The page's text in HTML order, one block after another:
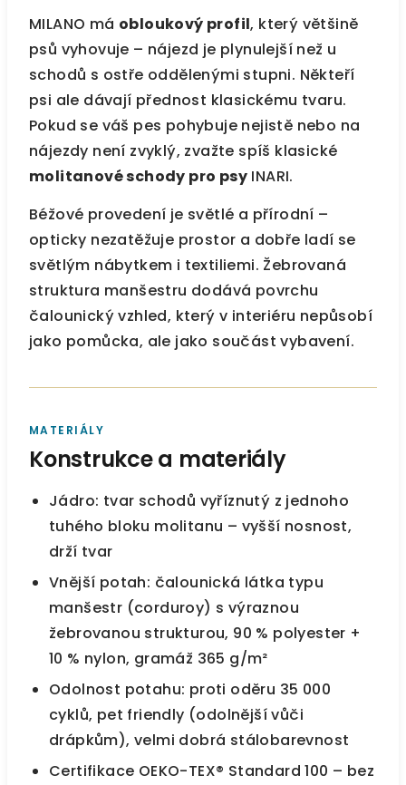
MILANO má obloukový profil, který většině
psů vyhovuje – nájezd je plynulejší než u
schodů s ostře oddělenými stupni. Někteří
psi ale dávají přednost klasickému tvaru.
Pokud se váš pes pohybuje nejistě nebo na
nájezdy není zvyklý, zvažte spíš klasické
molitanové schody pro psy INARI.
Béžové provedení je světlé a přírodní –
opticky nezatěžuje prostor a dobře ladí se
světlým nábytkem i textiliemi. Žebrovaná
struktura manšestru dodává povrchu
čalounický vzhled, který v interiéru nepůsobí
jako pomůcka, ale jako součást vybavení.
MATERIÁLY
Konstrukce a materiály
Jádro: tvar schodů vyříznutý z jednoho
tuhého bloku molitanu – vyšší nosnost,
drží tvar
Vnější potah: čalounická látka typu
manšestr (corduroy) s výraznou
žebrovanou strukturou, 90 % polyester +
10 % nylon, gramáž 365 g/m²
Odolnost potahu: proti oděru 35 000
cyklů, pet friendly (odolnější vůči
drápkům), velmi dobrá stálobarevnost
Certifikace OEKO-TEX® Standard 100 – bez